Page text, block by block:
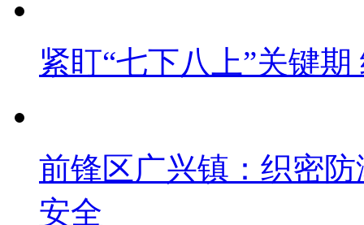
紧盯“七下八上”关键
前锋区广兴镇：织密
安全